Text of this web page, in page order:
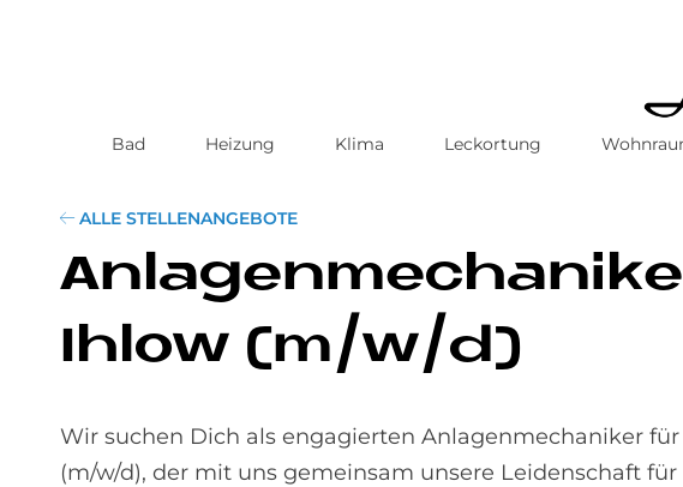
Bad Heizung Klima Leckortung
ALLE STELLENANGEBOTE
Ihlow (m/w/d)
Wir suchen Dich als engagierten Anlagenmechaniker
(m/w/d), der mit uns gemeinsam unsere Leidenschaft